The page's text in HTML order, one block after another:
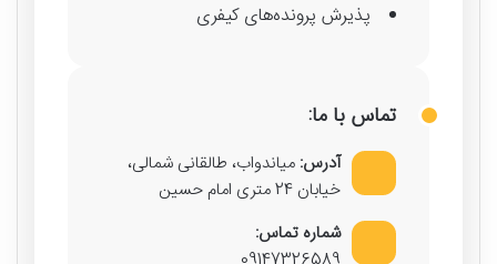
پذیرش پرونده‌های کیفری
تماس با ما:
آدرس: میاندواب، طالقانی شمالی،
خیابان 24 متری امام حسین
شماره تماس: